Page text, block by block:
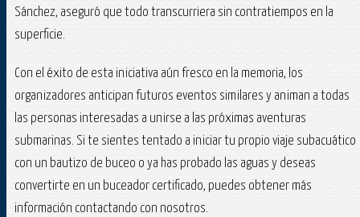
Sánchez, aseguró que todo transcurriera sin contratiempos en la
superficie.
Con el éxito de esta iniciativa aún fresco en la memoria, los
organizadores anticipan futuros eventos similares y animan a todas
las personas interesadas a unirse a las próximas aventuras
submarinas. Si te sientes tentado a iniciar tu propio viaje subacuático
con un bautizo de buceo o ya has probado las aguas y deseas
convertirte en un buceador certificado, puedes obtener más
información contactando con nosotros.